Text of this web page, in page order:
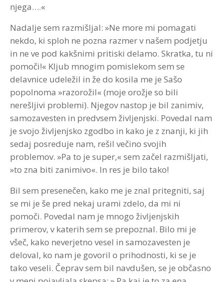
njega….«
Nadalje sem razmišljal: »Ne more mi pomagati
nekdo, ki sploh ne pozna razmer v našem podjetju
in ne ve pod kakšnimi pritiski delamo. Skratka, tu ni
pomoči!« Kljub mnogim pomislekom sem se
delavnice udeležil in že do kosila me je Sašo
popolnoma »razorožil« (moje orožje so bili
nerešljivi problemi). Njegov nastop je bil zanimiv,
samozavesten in predvsem življenjski. Povedal nam
je svojo življenjsko zgodbo in kako je z znanji, ki jih
sedaj posreduje nam, rešil večino svojih
problemov. »Pa to je super,« sem začel razmišljati,
»to zna biti zanimivo«. In res je bilo tako!
Bil sem presenečen, kako me je znal pritegniti, saj
se mi je še pred nekaj urami zdelo, da mi ni
pomoči. Povedal nam je mnogo življenjskih
primerov, v katerih sem se prepoznal. Bilo mi je
všeč, kako neverjetno vesel in samozavesten je
deloval, ko nam je govoril o prihodnosti, ki se je
tako veseli. Čeprav sem bil navdušen, se je občasno